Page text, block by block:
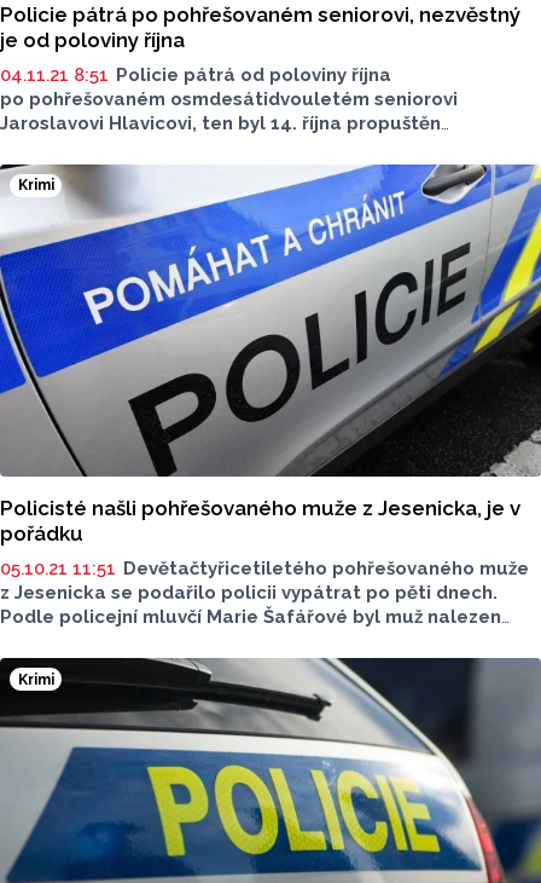
Policie pátrá po pohřešovaném seniorovi, nezvěstný
je od poloviny října
04.11.21 8:51 Policie pátrá od poloviny října
po pohřešovaném osmdesátidvouletém seniorovi
Jaroslavovi Hlavicovi, ten byl 14. října propuštěn
nepodal zprávu rodině a do místa bydliště se nevrátil.
Krimi
Policisté našli pohřešovaného muže z Jesenicka, je v
pořádku
05.10.21 11:51 Devětačtyřicetiletého pohřešovaného muže
z Jesenicka se podařilo policii vypátrat po pěti dnech.
Podle policejní mluvčí Marie Šafářové byl muž nalezen
Krimi